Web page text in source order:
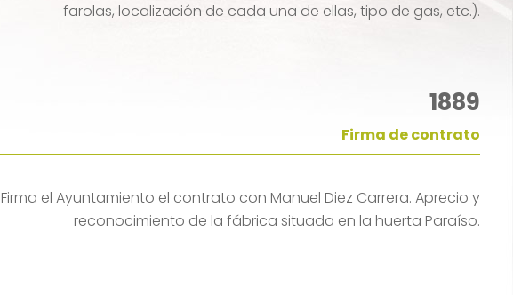
farolas, localización de cada una de ellas, tipo de gas, etc.).
1889
Firma de contrato
Firma el Ayuntamiento el contrato con Manuel Diez Carrera. Aprecio y
reconocimiento de la fábrica situada en la huerta Paraíso.